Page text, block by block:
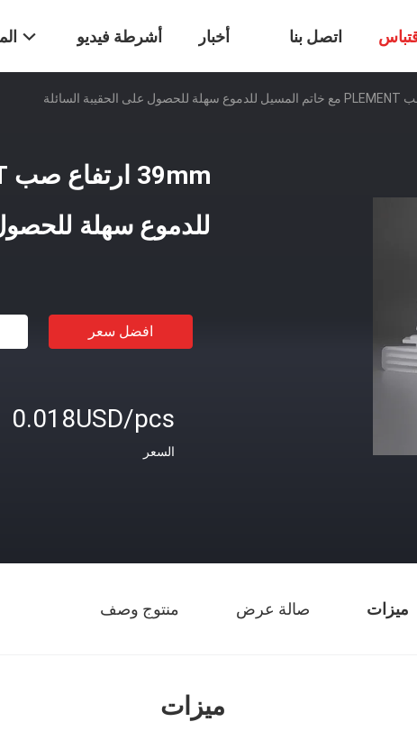
أشرطة فيديو أخبار اتصل بنا
للدموع سهلة
افضل سعر
0.018USD/pcs
السعر
ميزات صالة عرض منتوج وصف
ميزات